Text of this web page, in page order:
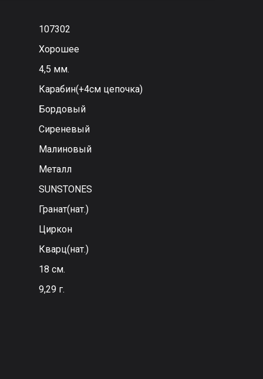
107302
Хорошее
4,5 мм.
Карабин(+4см цепочка)
Бордовый
Сиреневый
Малиновый
Металл
SUNSTONES
Гранат(нат.)
Циркон
Кварц(нат.)
18 см.
9,29 г.